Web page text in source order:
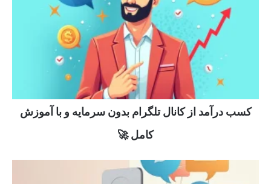
کسب درآمد از کانال تلگرام بدون سرمایه و با آموزش
کامل 🚀